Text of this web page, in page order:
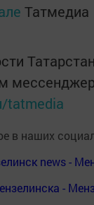
Татмедиа
tatmedia
в наших
news -
-